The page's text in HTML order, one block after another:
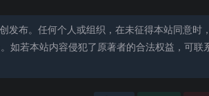
发布。任何个人或组织，在未征得本站同意时
如若本站内容侵犯了原著者的合法权益，可联